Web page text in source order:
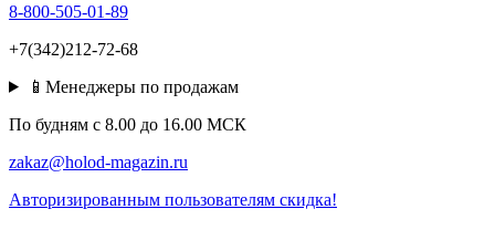
8-800-505-01-89
+7(342)212-72-68
📱Менеджеры по продажам
По будням c 8.00 до 16.00 МСК
zakaz@holod-magazin.ru
Авторизированным пользователям скидка!